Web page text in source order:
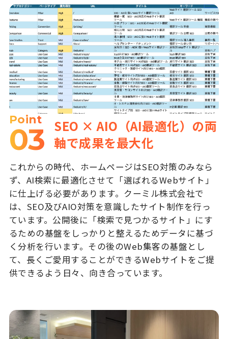
Point
03 SEO × AIO（AI最適化）の両
軸で成果を最大化
これからの時代、ホームページはSEO対策のみなら
ず、AI検索に最適化させて「選ばれるWebサイト」
に仕上げる必要があります。クーミル株式会社で
は、SEO及びAIO対策を意識したサイト制作を行っ
ています。公開後に「検索で見つかるサイト」にす
るための基盤をしっかりと整えるためデータに基づ
く分析を行います。その後のWeb集客の基盤とし
て、長くご愛用することができるWebサイトをご提
供できるよう日々、向き合っています。